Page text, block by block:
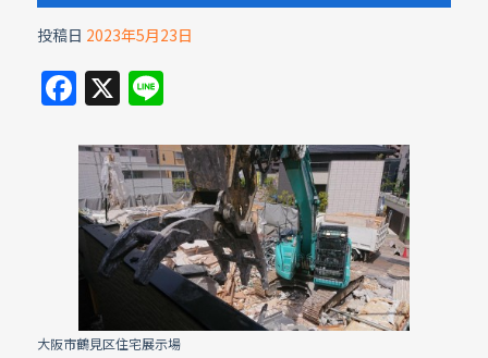
投稿日 2023年5月23日
F
a
c
e
b
o
o
k
X Li
e
大阪市鶴見区住宅展示場